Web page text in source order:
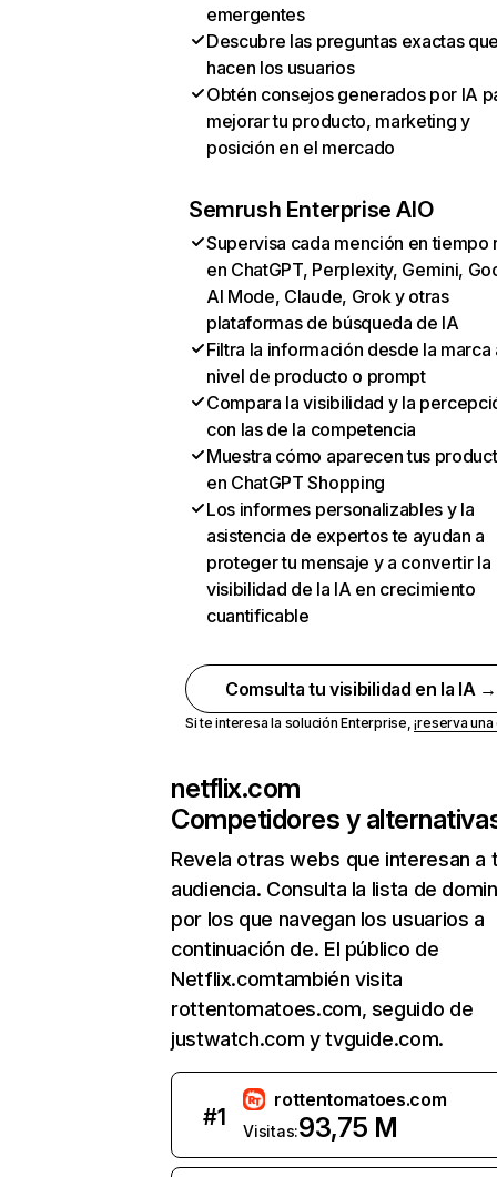
emergentes
Descubre las preguntas exactas
hacen los usuarios
Obtén consejos generados por IA
mejorar tu producto, marketing y
posición en el mercado
Semrush Enterprise AIO
Supervisa cada mención en tiempo
en ChatGPT, Perplexity, Gemini,
AI Mode, Claude, Grok y otras
plataformas de búsqueda de IA
Filtra la información desde la marca
nivel de producto o prompt
Compara la visibilidad y la
con las de la competencia
Muestra cómo aparecen tus
en ChatGPT Shopping
Los informes personalizables y la
asistencia de expertos te ayudan a
proteger tu mensaje y a convertir la
visibilidad de la IA en crecimiento
cuantificable
Comsulta tu visibilidad en la IA →
Si te interesa la solución Enterprise,¡reserva
netflix.com
Competidores y
Revela otras webs que interesan a
audiencia. Consulta la lista de
por los que navegan los usuarios a
continuación de. El público de
Netflix.comtambién visita
rottentomatoes.com, seguido de
justwatch.com y tvguide.com.
#1
rottentomatoes.com
Visitas:93,75 M